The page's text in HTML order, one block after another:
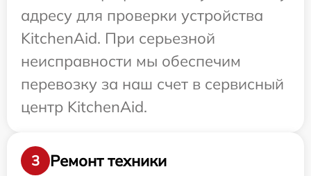
адресу для проверки устройства
KitchenAid. При серьезной
неисправности мы обеспечим
перевозку за наш счет в сервисный
центр KitchenAid.
3
Ремонт техники